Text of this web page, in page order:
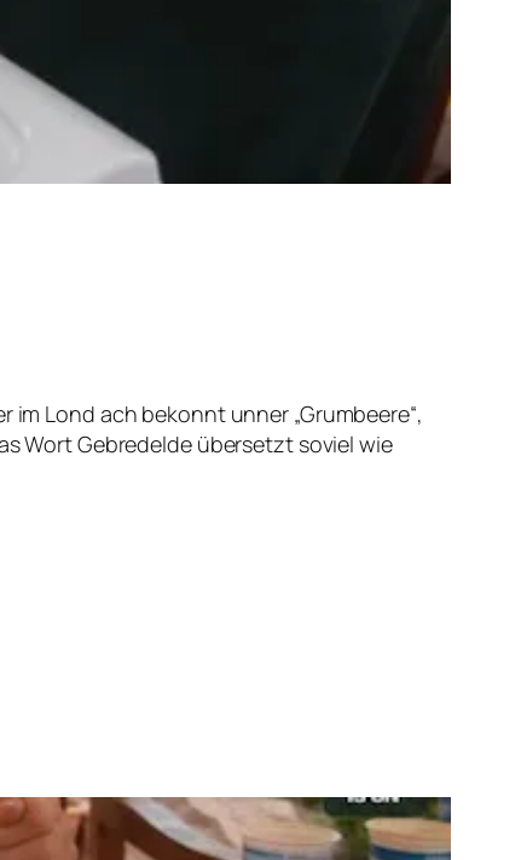
Lond ach bekonnt unner „Grumbeere“,
Wort Gebredelde übersetzt soviel wie